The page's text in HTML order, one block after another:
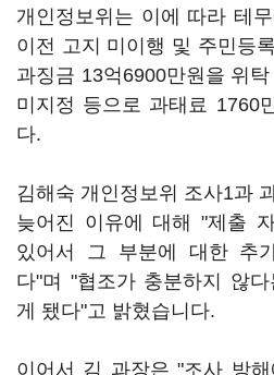
개인정보위는 이에 따라 테
이전 고지 미이행 및 주민등
과징금 13억6900만원을 위
미지정 등으로 과태료 1760
다.
김해숙 개인정보위 조사1과
늦어진 이유에 대해 "제출
있어서 그 부분에 대한 추
다"며 "협조가 충분하지 않
게 됐다"고 밝혔습니다.
이어서 김 과장은 "조사 방